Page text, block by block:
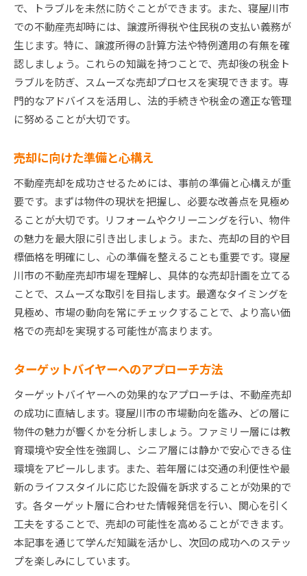
で、トラブルを未然に防ぐことができます。また、寝屋川市
での不動産売却時には、譲渡所得税や住民税の支払い義務が
生じます。特に、譲渡所得の計算方法や特例適用の有無を確
認しましょう。これらの知識を持つことで、売却後の税金ト
ラブルを防ぎ、スムーズな売却プロセスを実現できます。専
門的なアドバイスを活用し、法的手続きや税金の適正な管理
に努めることが大切です。
売却に向けた準備と心構え
不動産売却を成功させるためには、事前の準備と心構えが重
要です。まずは物件の現状を把握し、必要な改善点を見極め
ることが大切です。リフォームやクリーニングを行い、物件
の魅力を最大限に引き出しましょう。また、売却の目的や目
標価格を明確にし、心の準備を整えることも重要です。寝屋
川市の不動産売却市場を理解し、具体的な売却計画を立てる
ことで、スムーズな取引を目指します。最適なタイミングを
見極め、市場の動向を常にチェックすることで、より高い価
格での売却を実現する可能性が高まります。
ターゲットバイヤーへのアプローチ方法
ターゲットバイヤーへの効果的なアプローチは、不動産売却
の成功に直結します。寝屋川市の市場動向を鑑み、どの層に
物件の魅力が響くかを分析しましょう。ファミリー層には教
育環境や安全性を強調し、シニア層には静かで安心できる住
環境をアピールします。また、若年層には交通の利便性や最
新のライフスタイルに応じた設備を訴求することが効果的で
す。各ターゲット層に合わせた情報発信を行い、関心を引く
工夫をすることで、売却の可能性を高めることができます。
本記事を通じて学んだ知識を活かし、次回の成功へのステッ
プを楽しみにしています。